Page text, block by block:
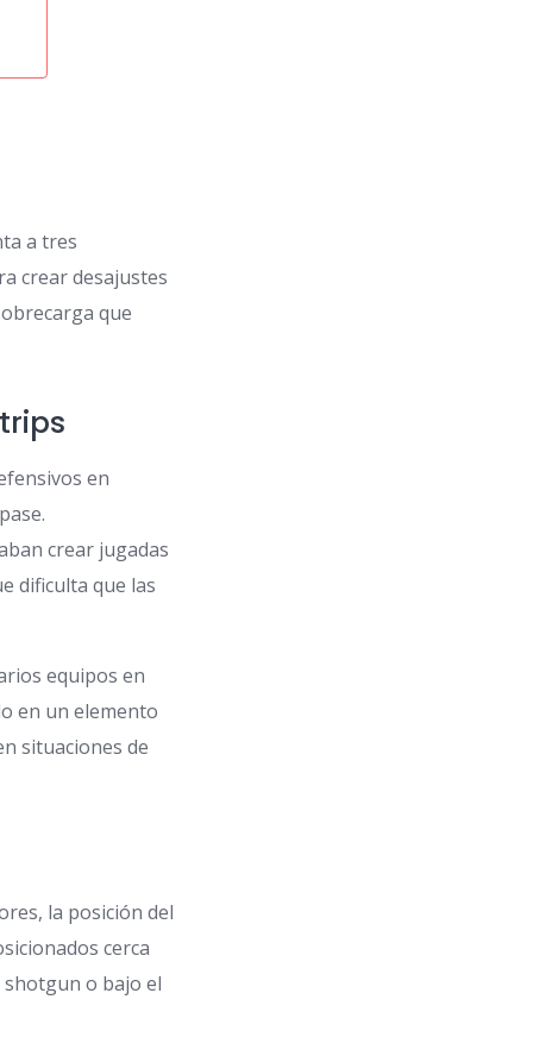
a tres
crear desajustes
que
en
crear jugadas
dificulta que las
equipos en
en un elemento
situaciones de
la posición del
cerca
o bajo el